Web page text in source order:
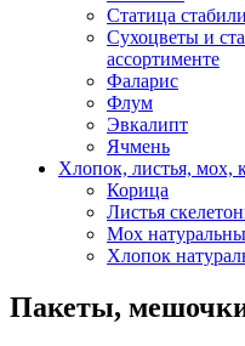
Статица
Сухоцветы и
ассортименте
Фаларис
Флум
Эвкалипт
Ячмень
Хлопок, листья, мох,
Корица
Листья
Мох
Хлопок
Пакеты,